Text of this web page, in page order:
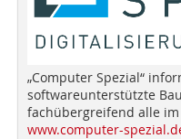
„Computer Spezial“
softwareunterstützte
fachübergreifend alle im
www.computer-